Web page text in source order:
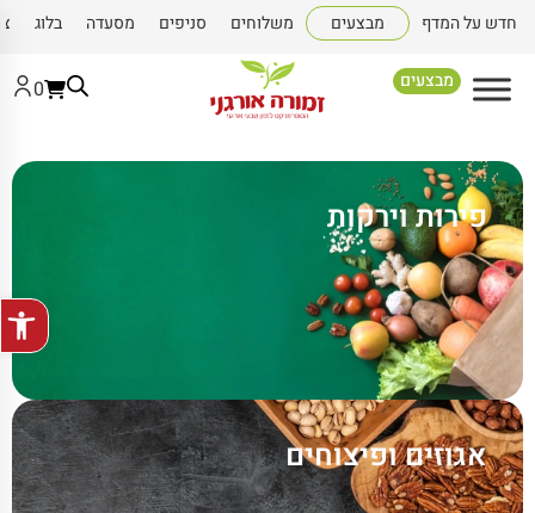
פתח
חדש על המדף מבצעים משלוחים סניפים מסעדה בלוג
מבצעים 0
פירות וירקות
אגוזים ופיצוחים